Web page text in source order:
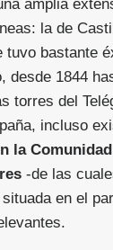
amplia
la de
tuvo bastante
desde 1844
torres del
incluso
la
-de las
en el